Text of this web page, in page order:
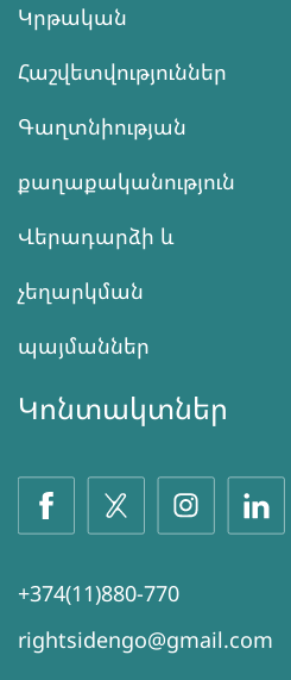
Կրթական
Հաշվետվություններ
Գաղտնիության
քաղաքականություն
Վերադարձի և
չեղարկման
պայմաններ
Կոնտակտներ
+374(11)880-770
rightsidengo@gmail.com